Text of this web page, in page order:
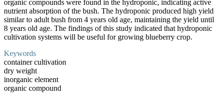
organic compounds were found in the hydroponic, indicating active
nutrient absorption of the bush. The hydroponic produced high yield
similar to adult bush from 4 years old age, maintaining the yield until
8 years old age. The findings of this study indicated that hydroponic
cultivation systems will be useful for growing blueberry crop.
Keywords
container cultivation
dry weight
inorganic element
organic compound